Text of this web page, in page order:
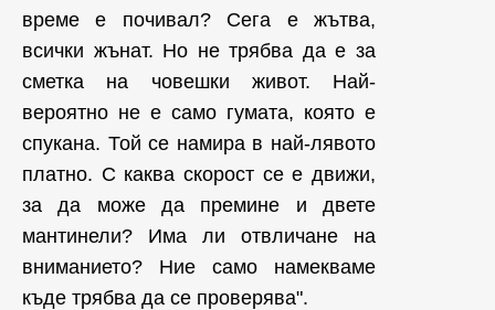
време е почивал? Сега е жътва,
всички жънат. Но не трябва да е за
сметка на човешки живот. Най-
вероятно не е само гумата, която е
спукана. Той се намира в най-лявото
платно. С каква скорост се е движи,
за да може да премине и двете
мантинели? Има ли отвличане на
вниманието? Ние само намекваме
къде трябва да се проверява".